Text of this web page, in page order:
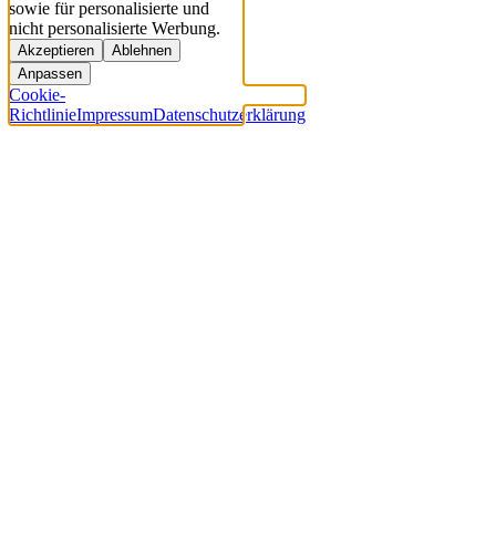
sowie für personalisierte und
nicht personalisierte Werbung.
Akzeptieren
Ablehnen
Anpassen
Cookie-
RichtlinieImpressumDatenschutzerklärung